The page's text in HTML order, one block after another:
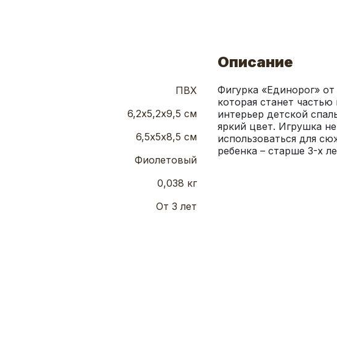
ПВХ
6,2х5,2х9,5 см
6,5х5х8,5 см
Фиолетовый
0,038 кг
От 3 лет
Описание
Фигурка «Единорог»
которая станет
интерьер детской
яркий цвет. Игрушка
использоваться для
ребенка – старше 3-х